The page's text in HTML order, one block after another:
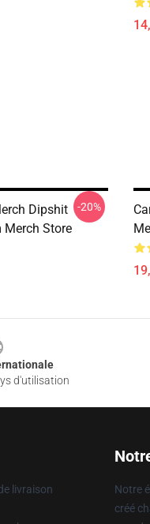
Dipshit
Merch Store
-20%
d'utilisation
livraison
Notre
créé